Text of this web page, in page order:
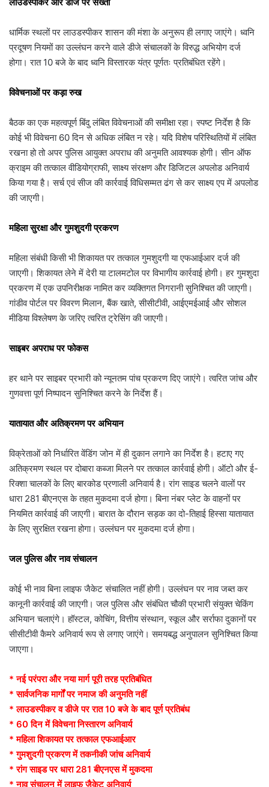
लाउडस्पीकर और डीजे पर सख्ती
धार्मिक स्थलों पर लाउडस्पीकर शासन की मंशा के अनुरूप ही लगाए जाएंगे। ध्वनि
प्रदूषण नियमों का उल्लंघन करने वाले डीजे संचालकों के विरुद्ध अभियोग दर्ज
होगा। रात 10 बजे के बाद ध्वनि विस्तारक यंत्र पूर्णतः प्रतिबंधित रहेंगे।
विवेचनाओं पर कड़ा रुख
बैठक का एक महत्वपूर्ण बिंदु लंबित विवेचनाओं की समीक्षा रहा। स्पष्ट निर्देश है कि
कोई भी विवेचना 60 दिन से अधिक लंबित न रहे। यदि विशेष परिस्थितियों में लंबित
रखना हो तो अपर पुलिस आयुक्त अपराध की अनुमति आवश्यक होगी। सीन ऑफ
क्राइम की तत्काल वीडियोग्राफी, साक्ष्य संरक्षण और डिजिटल अपलोड अनिवार्य
किया गया है। सर्च एवं सीज की कार्रवाई विधिसम्मत ढंग से कर साक्ष्य एप में अपलोड
की जाएगी।
महिला सुरक्षा और गुमशुदगी प्रकरण
महिला संबंधी किसी भी शिकायत पर तत्काल गुमशुदगी या एफआईआर दर्ज की
जाएगी। शिकायत लेने में देरी या टालमटोल पर विभागीय कार्रवाई होगी। हर गुमशुदा
प्रकरण में एक उपनिरीक्षक नामित कर व्यक्तिगत निगरानी सुनिश्चित की जाएगी।
गांडीव पोर्टल पर विवरण मिलान, बैंक खाते, सीसीटीवी, आईएमईआई और सोशल
मीडिया विश्लेषण के जरिए त्वरित ट्रेसिंग की जाएगी।
साइबर अपराध पर फोकस
हर थाने पर साइबर प्रभारी को न्यूनतम पांच प्रकरण दिए जाएंगे। त्वरित जांच और
गुणवत्ता पूर्ण निष्पादन सुनिश्चित करने के निर्देश हैं।
यातायात और अतिक्रमण पर अभियान
विक्रेताओं को निर्धारित वेंडिंग जोन में ही दुकान लगाने का निर्देश है। हटाए गए
अतिक्रमण स्थल पर दोबारा कब्जा मिलने पर तत्काल कार्रवाई होगी। ऑटो और ई-
रिक्शा चालकों के लिए बारकोड प्रणाली अनिवार्य है। रांग साइड चलने वालों पर
धारा 281 बीएनएस के तहत मुकदमा दर्ज होगा। बिना नंबर प्लेट के वाहनों पर
नियमित कार्रवाई की जाएगी। बारात के दौरान सड़क का दो-तिहाई हिस्सा यातायात
के लिए सुरक्षित रखना होगा। उल्लंघन पर मुकदमा दर्ज होगा।
जल पुलिस और नाव संचालन
कोई भी नाव बिना लाइफ जैकेट संचालित नहीं होगी। उल्लंघन पर नाव जब्त कर
कानूनी कार्रवाई की जाएगी। जल पुलिस और संबंधित चौकी प्रभारी संयुक्त चेकिंग
अभियान चलाएंगे। हॉस्टल, कोचिंग, वित्तीय संस्थान, स्कूल और सर्राफा दुकानों पर
सीसीटीवी कैमरे अनिवार्य रूप से लगाए जाएंगे। समयबद्ध अनुपालन सुनिश्चित किया
जाएगा।
* नई परंपरा और नया मार्ग पूरी तरह प्रतिबंधित
* सार्वजनिक मार्गों पर नमाज की अनुमति नहीं
* लाउडस्पीकर व डीजे पर रात 10 बजे के बाद पूर्ण प्रतिबंध
* 60 दिन में विवेचना निस्तारण अनिवार्य
* महिला शिकायत पर तत्काल एफआईआर
* गुमशुदगी प्रकरण में तकनीकी जांच अनिवार्य
* रांग साइड पर धारा 281 बीएनएस में मुकदमा
* नाव संचालन में लाइफ जैकेट अनिवार्य